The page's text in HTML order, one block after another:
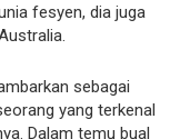
fesyen, dia juga
sebagai
yang terkenal
Dalam temu bual